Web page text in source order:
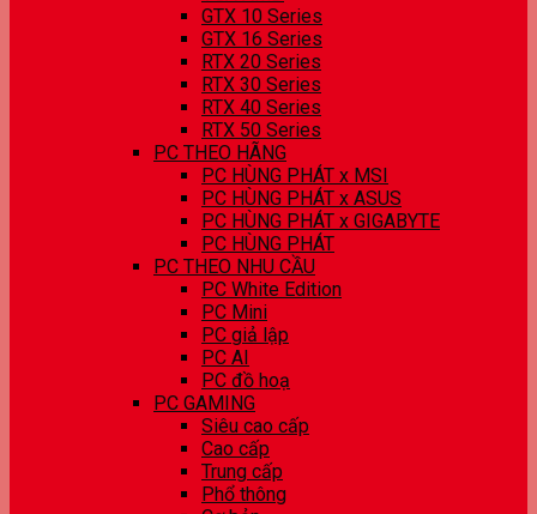
GTX 10 Series
GTX 16 Series
RTX 20 Series
RTX 30 Series
RTX 40 Series
RTX 50 Series
PC THEO HÃNG
PC HÙNG PHÁT x MSI
PC HÙNG PHÁT x ASUS
PC HÙNG PHÁT x GIGABYTE
PC HÙNG PHÁT
PC THEO NHU CẦU
PC White Edition
PC Mini
PC giả lập
PC AI
PC đồ hoạ
PC GAMING
Siêu cao cấp
Cao cấp
Trung cấp
Phổ thông